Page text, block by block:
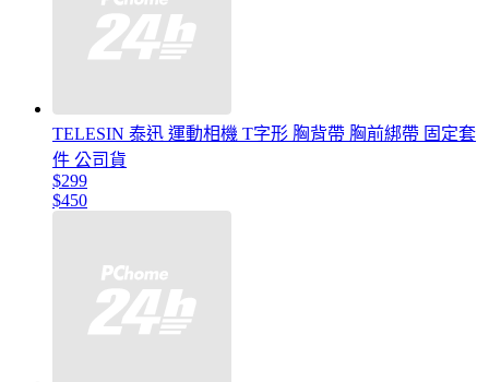
TELESIN 泰迅 運動相機 T字形 胸背帶 胸前綁帶 固定套
件 公司貨
$299
$450